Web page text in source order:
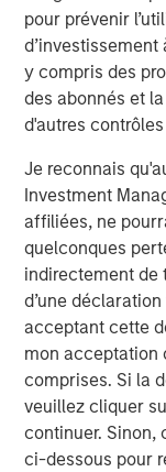
pour prévenir
y compris des
des abonnés et
d'autres
Je reconnais
Investment
affiliées, ne
quelconques
indirectement de
d’une
acceptant cette
mon acceptation
comprises. Si la
veuillez cliquer
continuer. Sinon,
ci-dessous pour
greater cash
shareholder
will gain broader
analysts, along
markets, which
growth strategy."
Vincent Oddo,
Partners, said,
unique and
challenges that
to the cloud.
ability to deliver
solutions, firmly
partner for Birch.
of our two
customers and all